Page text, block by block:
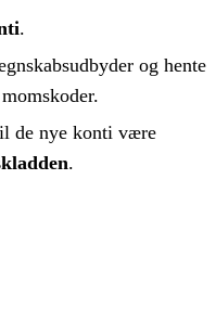
.
og hente
de nye konti være
.